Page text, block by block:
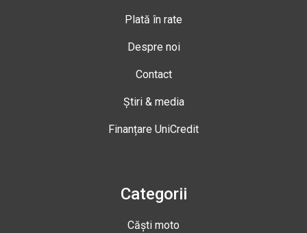
Plată în rate
Despre noi
Contact
Știri & media
Finanțare UniCredit
Categorii
Căști moto